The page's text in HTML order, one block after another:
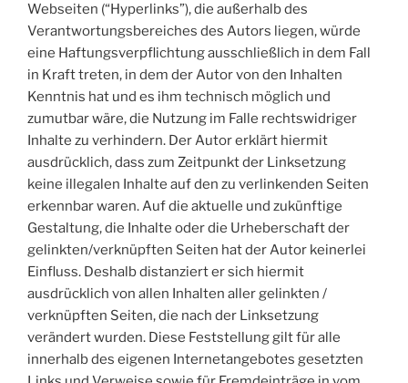
Webseiten (“Hyperlinks”), die außerhalb des
Verantwortungsbereiches des Autors liegen, würde
eine Haftungsverpflichtung ausschließlich in dem Fall
in Kraft treten, in dem der Autor von den Inhalten
Kenntnis hat und es ihm technisch möglich und
zumutbar wäre, die Nutzung im Falle rechtswidriger
Inhalte zu verhindern. Der Autor erklärt hiermit
ausdrücklich, dass zum Zeitpunkt der Linksetzung
keine illegalen Inhalte auf den zu verlinkenden Seiten
erkennbar waren. Auf die aktuelle und zukünftige
Gestaltung, die Inhalte oder die Urheberschaft der
gelinkten/verknüpften Seiten hat der Autor keinerlei
Einfluss. Deshalb distanziert er sich hiermit
ausdrücklich von allen Inhalten aller gelinkten /
verknüpften Seiten, die nach der Linksetzung
verändert wurden. Diese Feststellung gilt für alle
innerhalb des eigenen Internetangebotes gesetzten